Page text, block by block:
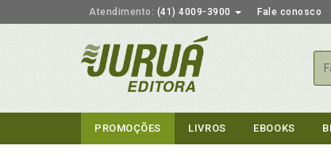
Atendimento: (41) 4009-3900 Fale conosco
PROMOÇÕES LIVROS EBOOKS